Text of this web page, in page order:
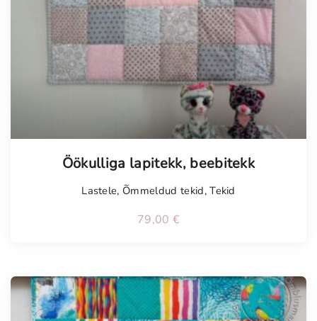
Tellimisel
Öökulliga lapitekk, beebitekk
Lastele, Õmmeldud tekid,Tekid
79,00 €